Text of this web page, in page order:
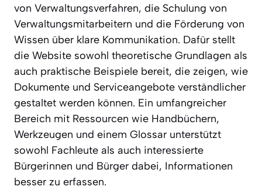
von Verwaltungsverfahren, die Schulung von
Verwaltungsmitarbeitern und die Förderung von
Wissen über klare Kommunikation. Dafür stellt
die Website sowohl theoretische Grundlagen als
auch praktische Beispiele bereit, die zeigen, wie
Dokumente und Serviceangebote verständlicher
gestaltet werden können. Ein umfangreicher
Bereich mit Ressourcen wie Handbüchern,
Werkzeugen und einem Glossar unterstützt
sowohl Fachleute als auch interessierte
Bürgerinnen und Bürger dabei, Informationen
besser zu erfassen.